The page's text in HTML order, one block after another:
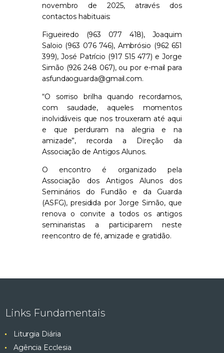
novembro de 2025, através dos
contactos habituais:
Figueiredo (963 077 418), Joaquim
Saloio (963 076 746), Ambrósio (962 651
399), José Patrício (917 515 477) e Jorge
Simão (926 248 067), ou por e-mail para
asfundaoguarda@gmail.com.
“O sorriso brilha quando recordamos,
com saudade, aqueles momentos
inolvidáveis que nos trouxeram até aqui
e que perduram na alegria e na
amizade”, recorda a Direção da
Associação de Antigos Alunos.
O encontro é organizado pela
Associação dos Antigos Alunos dos
Seminários do Fundão e da Guarda
(ASFG), presidida por Jorge Simão, que
renova o convite a todos os antigos
seminaristas a participarem neste
reencontro de fé, amizade e gratidão.
Links Fundamentais
Liturgia Diária
Agência Ecclesia